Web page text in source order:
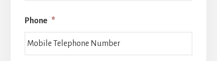
Phone *